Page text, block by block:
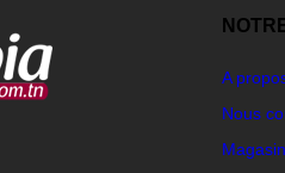
A
Nous